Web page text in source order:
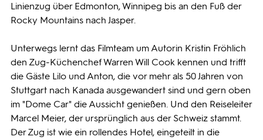
Linienzug über Edmonton, Winnipeg bis an den Fuß der
Rocky Mountains nach Jasper.
Unterwegs lernt das Filmteam um Autorin Kristin Fröhlich
den Zug-Küchenchef Warren Will Cook kennen und trifft
die Gäste Lilo und Anton, die vor mehr als 50 Jahren von
Stuttgart nach Kanada ausgewandert sind und gern oben
im "Dome Car" die Aussicht genießen. Und den Reiseleiter
Marcel Meier, der ursprünglich aus der Schweiz stammt.
Der Zug ist wie ein rollendes Hotel, eingeteilt in die